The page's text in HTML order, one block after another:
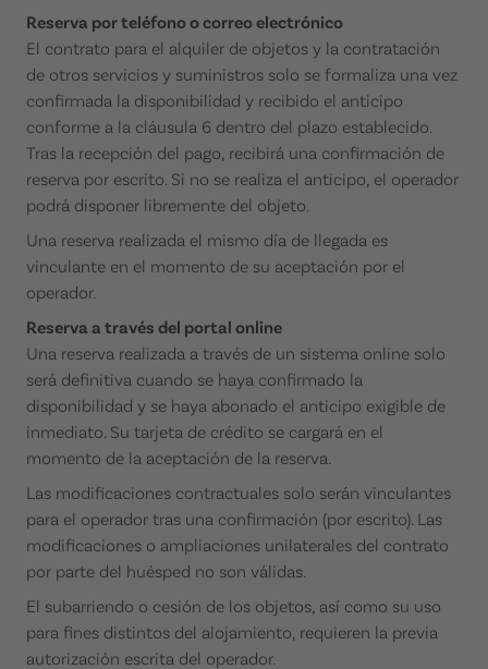
Reserva por teléfono o correo electrónico
El contrato para el alquiler de objetos y la contratación
de otros servicios y suministros solo se formaliza una vez
confirmada la disponibilidad y recibido el anticipo
conforme a la cláusula 6 dentro del plazo establecido.
Tras la recepción del pago, recibirá una confirmación de
reserva por escrito. Si no se realiza el anticipo, el operador
podrá disponer libremente del objeto.
Una reserva realizada el mismo día de llegada es
vinculante en el momento de su aceptación por el
operador.
Reserva a través del portal online
Una reserva realizada a través de un sistema online solo
será definitiva cuando se haya confirmado la
disponibilidad y se haya abonado el anticipo exigible de
inmediato. Su tarjeta de crédito se cargará en el
momento de la aceptación de la reserva.
Las modificaciones contractuales solo serán vinculantes
para el operador tras una confirmación (por escrito). Las
modificaciones o ampliaciones unilaterales del contrato
por parte del huésped no son válidas.
El subarriendo o cesión de los objetos, así como su uso
para fines distintos del alojamiento, requieren la previa
autorización escrita del operador.